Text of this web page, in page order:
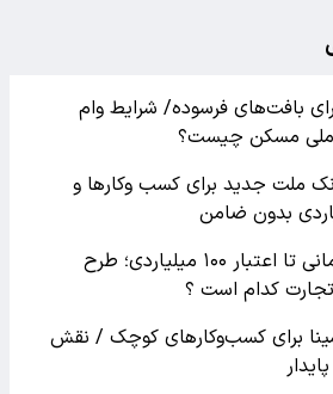
بافت‌های فرسوده/ شرایط وام
مسکن چیست؟
ملت جدید برای کسب وکارها و
از وام ۷۰۰ میلیون تومانی تا اعتبار ۱۰۰ میلیاردی؛ طرح
کدام است ؟
برای کسب‌وکارهای کوچک / نقش